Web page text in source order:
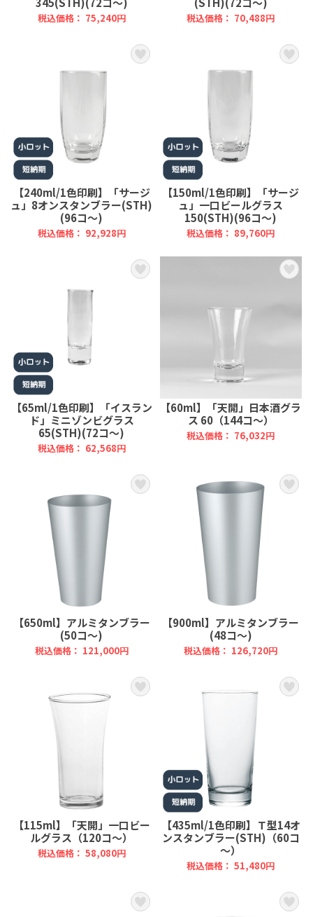
税込価格： 75,240円 税込価格： 70,488円
【240ml/1色印刷】「サージ
ュ」8オンスタンブラー(STH)
(96コ～)
税込価格： 92,928円
【150ml/1色印刷】「サージ
ュ」一口ビールグラス
150(STH)(96コ～)
税込価格： 89,760円
【65ml/1色印刷】「イスラン
ド」ミニゾンビグラス
65(STH)(72コ～)
税込価格： 62,568円
【60ml】「天開」日本酒グラ
ス 60（144コ～）
税込価格： 76,032円
【650ml】アルミタンブラー
(50コ～)
税込価格： 121,000円
【900ml】アルミタンブラー
(48コ～)
税込価格： 126,720円
【115ml】「天開」一口ビー
ルグラス（120コ～）
税込価格： 58,080円
【435ml/1色印刷】Ｔ型14オ
ンスタンブラー(STH)（60コ
～）
税込価格： 51,480円